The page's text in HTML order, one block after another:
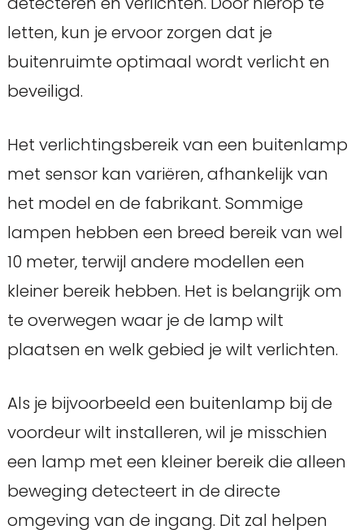
letten, kun je ervoor zorgen dat je
buitenruimte optimaal wordt verlicht en
beveiligd.
Het verlichtingsbereik van een buitenlamp
met sensor kan variëren, afhankelijk van
het model en de fabrikant. Sommige
lampen hebben een breed bereik van wel
10 meter, terwijl andere modellen een
kleiner bereik hebben. Het is belangrijk om
te overwegen waar je de lamp wilt
plaatsen en welk gebied je wilt verlichten.
Als je bijvoorbeeld een buitenlamp bij de
voordeur wilt installeren, wil je misschien
een lamp met een kleiner bereik die alleen
beweging detecteert in de directe
omgeving van de ingang. Dit zal helpen